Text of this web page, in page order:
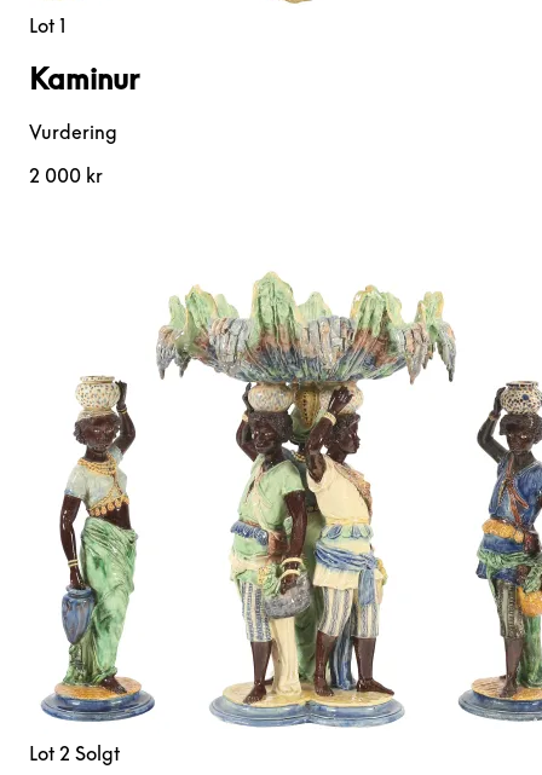
Lot 1
Kaminur
Vurdering
2 000 kr
Lot 2 Solgt